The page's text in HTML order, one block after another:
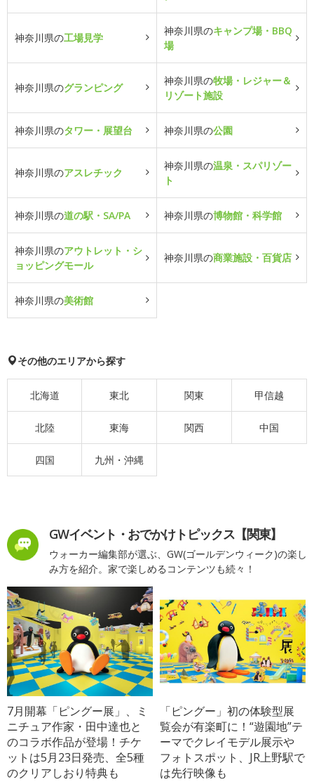
神奈川県の工場見学
神奈川県のキャンプ場・BBQ
場
神奈川県のグランピング
神奈川県の牧場・レジャー＆
リゾート施設
神奈川県のタワー・展望台 神奈川県の公園
神奈川県のアスレチック
神奈川県の温泉・スパリゾー
ト
神奈川県の道の駅・SA/PA 神奈川県の博物館・科学館
神奈川県のアウトレット・シ
ョッピングモール
神奈川県の商業施設・百貨店
神奈川県の美術館
その他のエリアから探す
北海道 東北 関東 甲信越
北陸 東海 関西 中国
四国 九州・沖縄
GWイベント・おでかけトピックス【関東】
ウォーカー編集部が選ぶ、GW(ゴールデンウィーク)の楽し
み方を紹介。家で楽しめるコンテンツも続々！
7月開幕「ピングー展」、ミ
ニチュア作家・田中達也と
のコラボ作品が登場！チケ
ットは5月23日発売、全5種
のクリアしおり特典も
「ピングー」初の体験型展
覧会が有楽町に！“遊園地”テ
ーマでクレイモデル展示や
フォトスポット、JR上野駅で
は先行映像も